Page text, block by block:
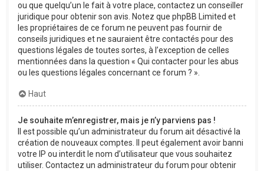
ou que quelqu’un le fait à votre place, contactez un conseiller
juridique pour obtenir son avis. Notez que phpBB Limited et
les propriétaires de ce forum ne peuvent pas fournir de
conseils juridiques et ne sauraient être contactés pour des
questions légales de toutes sortes, à l’exception de celles
mentionnées dans la question « Qui contacter pour les abus
ou les questions légales concernant ce forum ? ».
Haut
Je souhaite m’enregistrer, mais je n’y parviens pas !
Il est possible qu’un administrateur du forum ait désactivé la
création de nouveaux comptes. Il peut également avoir banni
votre IP ou interdit le nom d’utilisateur que vous souhaitez
utiliser. Contactez un administrateur du forum pour obtenir